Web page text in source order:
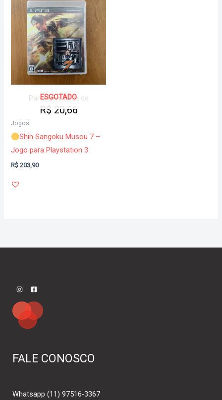
ESGOTADO
Parcele em 12x de
R$ 20,66
Jogos
Shin Sangoku Musou 7 –
Jogo para Playstation 3
R$ 203,90
FALE CONOSCO
Whatsapp (11) 97516-3367